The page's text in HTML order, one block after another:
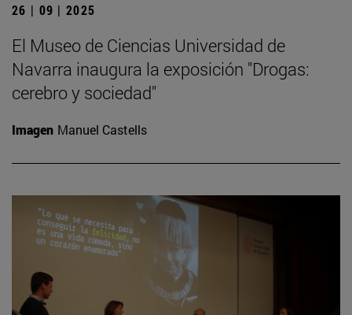
26 | 09 | 2025
El Museo de Ciencias Universidad de
Navarra inaugura la exposición "Drogas:
cerebro y sociedad"
Imagen Manuel Castells